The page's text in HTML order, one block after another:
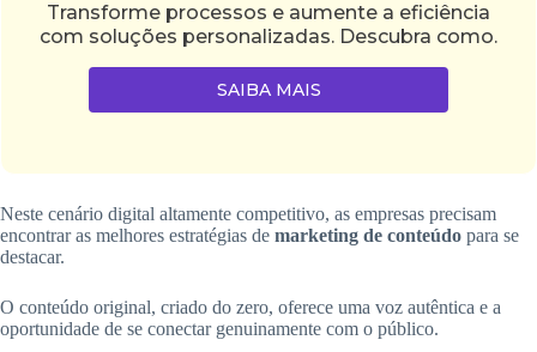
Transforme processos e aumente a eficiência
com soluções personalizadas. Descubra como.
SAIBA MAIS
Neste cenário digital altamente competitivo, as empresas precisam
encontrar as melhores estratégias de marketing de conteúdo para se
destacar.
O conteúdo original, criado do zero, oferece uma voz autêntica e a
oportunidade de se conectar genuinamente com o público.